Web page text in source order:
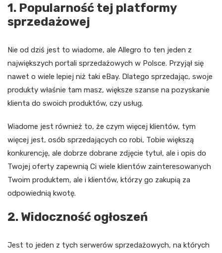
1. Popularność tej platformy
sprzedażowej
Nie od dziś jest to wiadome, ale Allegro to ten jeden z
największych portali sprzedażowych w Polsce. Przyjął się
nawet o wiele lepiej niż taki eBay. Dlatego sprzedając, swoje
produkty właśnie tam masz, większe szanse na pozyskanie
klienta do swoich produktów, czy usług.
Wiadome jest również to, że czym więcej klientów, tym
więcej jest, osób sprzedających co robi, Tobie większą
konkurencję, ale dobrze dobrane zdjęcie tytuł, ale i opis do
Twojej oferty zapewnią Ci wiele klientów zainteresowanych
Twoim produktem, ale i klientów, którzy go zakupią za
odpowiednią kwotę.
2. Widoczność ogłoszeń
Jest to jeden z tych serwerów sprzedażowych, na których